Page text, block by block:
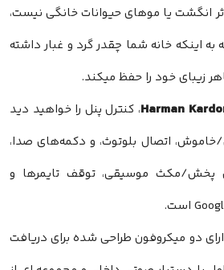
زیبای خود را حفظ میکند.
Harman